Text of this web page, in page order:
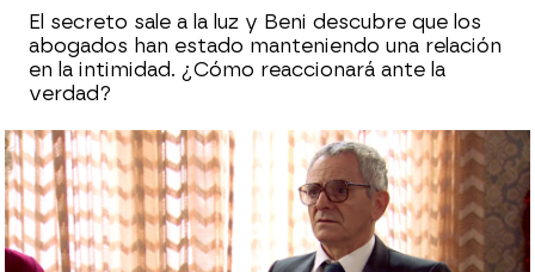
El secreto sale a la luz y Beni descubre que los
abogados han estado manteniendo una relación
en la intimidad. ¿Cómo reaccionará ante la
verdad?
Avance semanal de Amar es para
siempre: Arnau y Elena se unen para
separar a Lola y Román